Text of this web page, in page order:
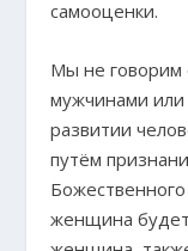
самооценки.
Мы не
мужчинами
развитии
путём
женщина будет